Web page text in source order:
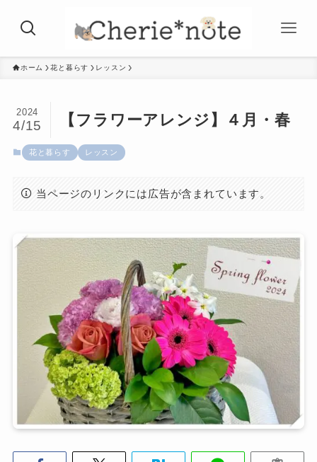
ホーム 花と暮らす レッスン
【フラワーアレンジ】４月・春
2024
4/15
花と暮らす レッスン
当ページのリンクには広告が含まれています。